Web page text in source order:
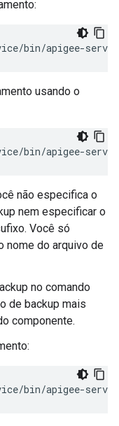
bin/apigee-
usando o
bin/apigee-
não especifica o
nem especificar o
Você só
nome do arquivo de
no comando
de backup mais
componente.
bin/apigee-